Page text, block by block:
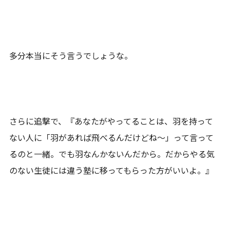
多分本当にそう言うでしょうな。
さらに追撃で、『あなたがやってることは、羽を持って
ない人に「羽があれば飛べるんだけどね～」って言って
るのと一緒。でも羽なんかないんだから。だからやる気
のない生徒には違う塾に移ってもらった方がいいよ。』